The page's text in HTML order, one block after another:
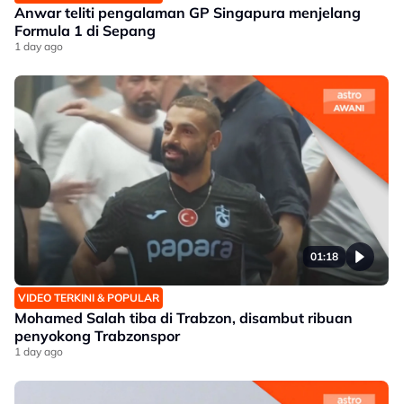
Anwar teliti pengalaman GP Singapura menjelang
Formula 1 di Sepang
1 day ago
01:18
VIDEO TERKINI & POPULAR
Mohamed Salah tiba di Trabzon, disambut ribuan
penyokong Trabzonspor
1 day ago